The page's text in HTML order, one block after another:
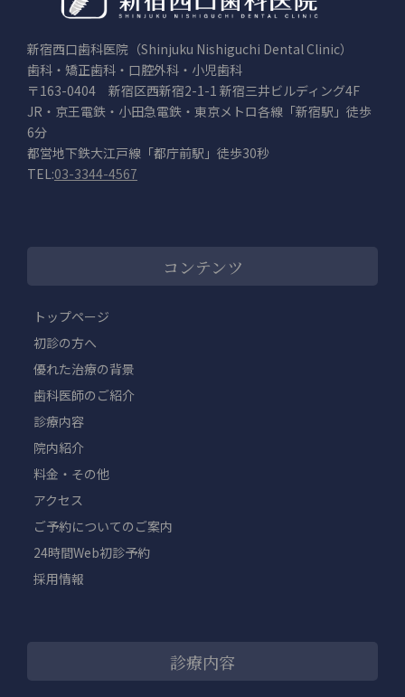
新宿西口歯科医院（Shinjuku Nishiguchi Dental Clinic）
歯科・矯正歯科・口腔外科・小児歯科
〒163-0404 新宿区西新宿2-1-1 新宿三井ビルディング4F
JR・京王電鉄・小田急電鉄・東京メトロ各線「新宿駅」徒歩
6分
都営地下鉄大江戸線「都庁前駅」徒歩30秒
TEL:03-3344-4567
コンテンツ
トップページ
初診の方へ
優れた治療の背景
歯科医師のご紹介
診療内容
院内紹介
料金・その他
アクセス
ご予約についてのご案内
24時間Web初診予約
採用情報
診療内容